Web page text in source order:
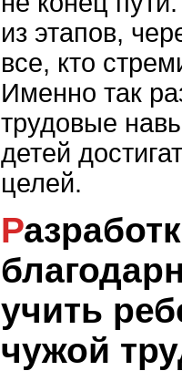
из этапов,
все, кто
Именно так
трудовые
детей
целей.
Разработка привычки
учить
чужой